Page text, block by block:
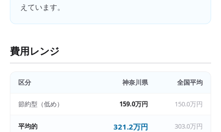
えています。
費用レンジ
区分 神奈川県 全国平均
節約型（低め） 159.0万円 150.0万円
平均的 321.2万円 303.0万円